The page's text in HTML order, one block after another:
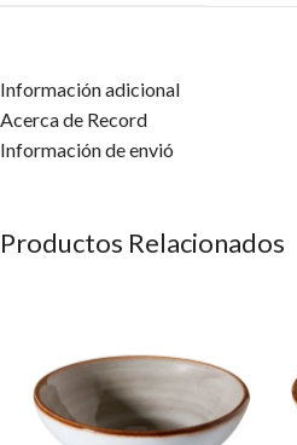
Información adicional
Acerca de Record
Información de envió
Productos Relacionados